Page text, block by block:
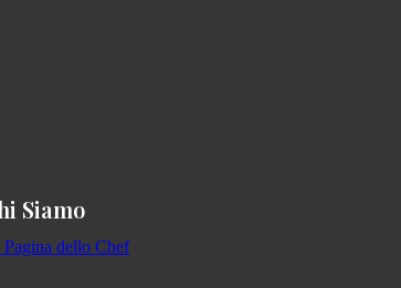
Siamo
Pagina dello Chef